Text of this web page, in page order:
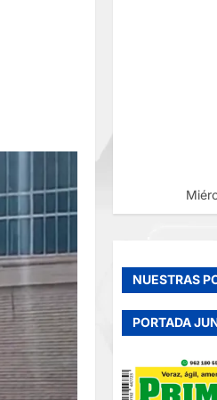
NUESTRAS
PORTADA